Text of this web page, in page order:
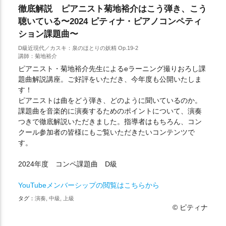
徹底解説 ピアニスト菊地裕介はこう弾き、こう
聴いている〜2024 ピティナ・ピアノコンペティ
ション課題曲〜
D級近現代／カスキ：泉のほとりの妖精 Op.19-2
講師：菊地裕介
ピアニスト・菊地裕介先生によるeラーニング撮りおろし課
題曲解説講座。ご好評をいただき、今年度も公開いたしま
す！
ピアニストは曲をどう弾き、どのように聞いているのか。
課題曲を音楽的に演奏するためのポイントについて、演奏
つきで徹底解説いただきました。指導者はもちろん、コン
クール参加者の皆様にもご覧いただきたいコンテンツで
す。
2024年度 コンペ課題曲 D級
YouTubeメンバーシップの閲覧はこちらから
タグ： 演奏, 中級, 上級
© ピティナ